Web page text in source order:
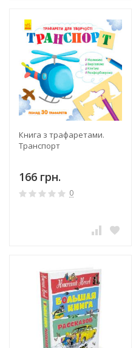
Книга з трафаретами.
Транспорт
166 грн.
0